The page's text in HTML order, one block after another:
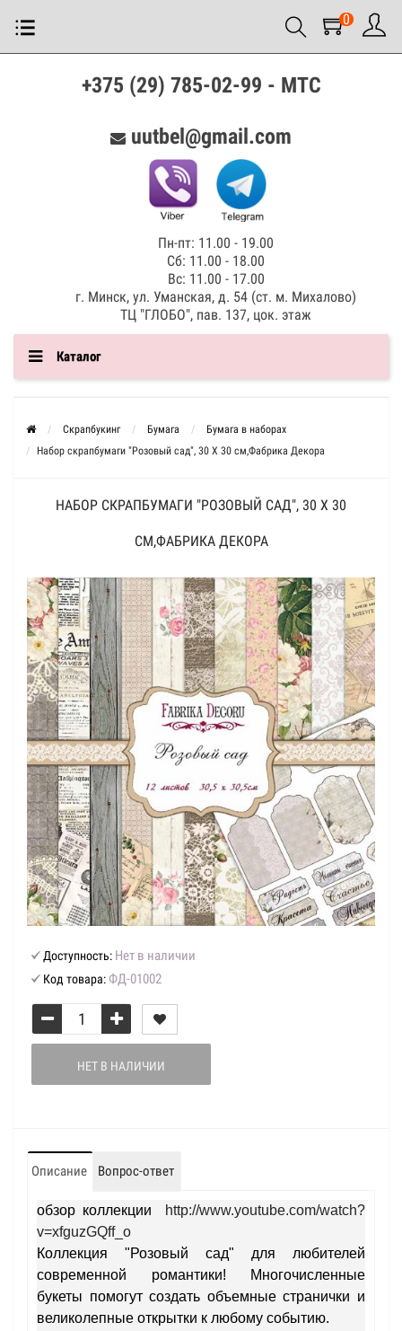
0
+375 (29) 785-02-99 - МТС
uutbel@gmail.com
Пн-пт: 11.00 - 19.00
Сб: 11.00 - 18.00
Вс: 11.00 - 17.00
г. Минск, ул. Уманская, д. 54 (ст. м. Михалово)
ТЦ "ГЛОБО", пав. 137, цок. этаж
Каталог
Скрапбукинг Бумага
Бумага в наборах
Набор скрапбумаги "Розовый сад", 30 Х 30 см,Фабрика Декора
НАБОР СКРАПБУМАГИ "РОЗОВЫЙ САД", 30 Х 30
СМ,ФАБРИКА ДЕКОРА
Доступность: Нет в наличии
Код товара:ФД-01002
НЕТ В НАЛИЧИИ
Описание Вопрос-ответ
обзор коллекции
http://www.youtube.com/watch?
v=xfguzGQff_o
Коллекция "Розовый сад" для любителей
современной романтики! Многочисленные
букеты помогут создать объемные странички и
великолепные открытки к любому событию.